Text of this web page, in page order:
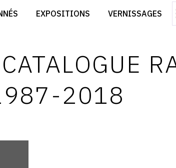
EXPOSITIONS VERNISSAGES
SON CATALOGUE D'EXPO
2018